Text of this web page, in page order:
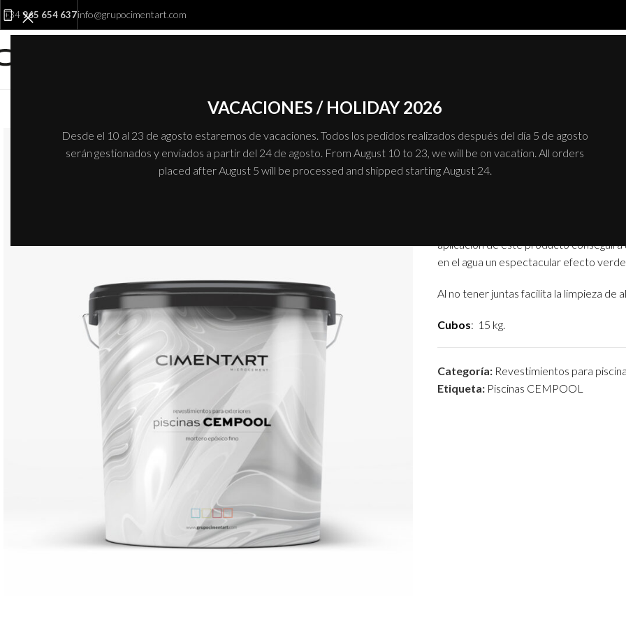
VACACIONES / HOLIDAY 2026
Desde el 10 al 23 de agosto estaremos de vacaciones. Todos los pedidos realizados después del día 5 de agosto
serán gestionados y enviados a partir del 24 de agosto. From August 10 to 23, we will be on vacation. All orders
placed after August 5 will be processed and shipped starting August 24.
+34965 654 637info@grupocimentart.com
Piscinas
aplicación de este producto conseguirá
en el agua un espectacular efecto
Al no tener juntas facilita la limpieza de
Cubos: 15 kg.
Categoría: Revestimientos para
Etiqueta: Piscinas CEMPOOL